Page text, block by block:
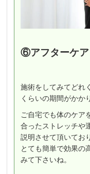
⑥アフターケア
施術をしてみてどれ
くらいの期間がかか
ご自宅でも体のケア
合ったストレッチや
説明させて頂いてお
とても簡単で効果の
みて下さいね。